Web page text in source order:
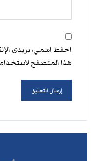
احفظ اسمي، بريدي
هذا المتصفح
إرسال التعليق